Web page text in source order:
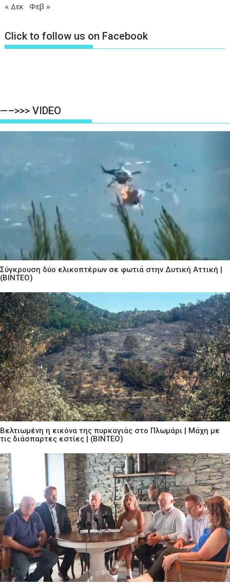
« Δεκ Φεβ »
Click to follow us on Facebook
—–>>> VIDEO
Σύγκρουση δύο ελικοπτέρων σε φωτιά στην Δυτική Αττική |
(ΒΙΝΤΕΟ)
Βελτιωμένη η εικόνα της πυρκαγιάς στο Πλωμάρι | Μάχη με
τις διάσπαρτες εστίες | (ΒΙΝΤΕΟ)